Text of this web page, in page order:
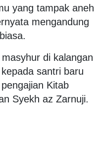
yang tampak aneh
mengandung
di kalangan
santri baru
Kitab
Syekh az Zarnuji.